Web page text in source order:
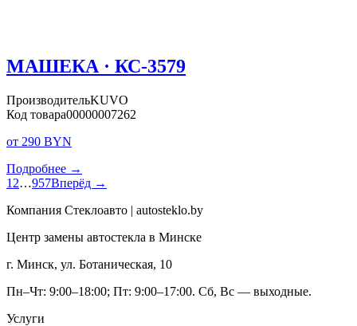
МАШЕКА · КС-3579
ПроизводительKUVO
Код товара00000007262
от 290 BYN
Подробнее →
1 2…957Вперёд →
Компания Стеклоавто | autosteklo.by
Центр замены автостекла в Минске
г. Минск, ул. Ботаническая, 10
Пн–Чт: 9:00–18:00; Пт: 9:00–17:00. Сб, Вс — выходные.
Услуги